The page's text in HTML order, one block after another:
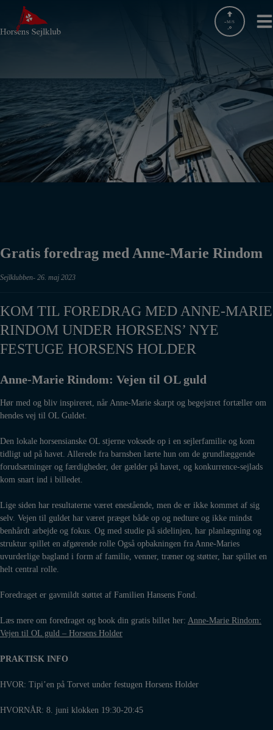
indholdet
- M/S
-
Gratis foredrag med Anne-Marie Rindom
Sejlklubben 26. maj 2023
KOM TIL FOREDRAG MED ANNE-MARIE
RINDOM UNDER HORSENS’ NYE
FESTUGE HORSENS HOLDER
Anne-Marie Rindom: Vejen til OL guld
Hør med og bliv inspireret, når Anne-Marie skarpt og begejstret fortæller om
hendes vej til OL Guldet.
Den lokale horsensianske OL stjerne voksede op i en sejlerfamilie og kom
tidligt ud på havet. Allerede fra barnsben lærte hun om de grundlæggende
forudsætninger og færdigheder, der gælder på havet, og konkurrence-sejlads
kom snart ind i billedet.
Lige siden har resultaterne været enestående, men de er ikke kommet af sig
selv. Vejen til guldet har været præget både op og nedture og ikke mindst
benhårdt arbejde og fokus. Og med studie på sidelinjen, har planlægning og
struktur spillet en afgørende rolle Også opbakningen fra Anne-Maries
uvurderlige bagland i form af familie, venner, træner og støtter, har spillet en
helt central rolle.
Foredraget er gavmildt støttet af Familien Hansens Fond.
Læs mere om foredraget og book din gratis billet her: Anne-Marie Rindom:
Vejen til OL guld – Horsens Holder
PRAKTISK INFO
HVOR: Tipi’en på Torvet under festugen Horsens Holder
HVORNÅR: 8. juni klokken 19:30-20:45